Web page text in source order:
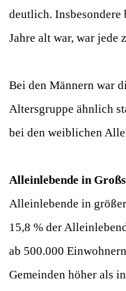
deutlich. Insbesondere
Jahre alt war, war jede
Bei den Männern war
Altersgruppe ähnlich
bei den weiblichen
Alleinlebende in
Alleinlebende in
15,8 % der
ab 500.000
Gemeinden höher als